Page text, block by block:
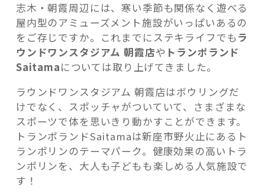
志木・朝霞周辺には、寒い季節も関係なく遊べる
屋内型のアミューズメント施設がいっぱいあるの
をご存じですか。これまでにステキライフでもラ
ウンドワンスタジアム 朝霞店や トランポランド
Saitamaについては取り上げてきました。
ラウンドワンスタジアム 朝霞店はボウリングだ
けでなく、スポッチャがついていて、さまざまな
スポーツで体を思いきり動かすことができます。
トランポランドSaitamaは新座市野火止にあるト
ランポリンのテーマパーク。健康効果の高いトラ
ンポリンを、大人も子どもも楽しめる人気施設で
す！